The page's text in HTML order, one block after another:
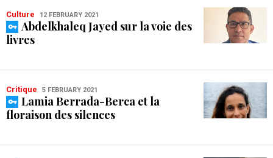
Culture 12 FEBRUARY 2021
Abdelkhaleq Jayed sur la voie des
livres
Critique 5 FEBRUARY 2021
Lamia Berrada-Berca et la
floraison des silences